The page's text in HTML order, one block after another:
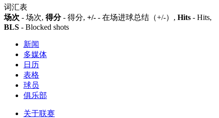
词汇表
场次 - 场次, 得分- 得分, +/- - 在场进球总结（+/-）, Hits - Hits,
BLS - Blocked shots
新闻
多媒体
日历
表格
球员
俱乐部
关于联赛